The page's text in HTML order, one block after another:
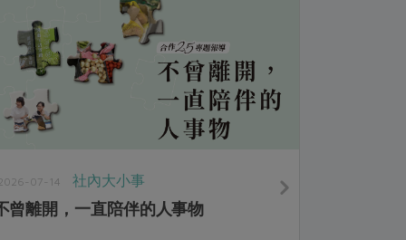
07-14 社內大小事
曾離開，一直陪伴的人事物